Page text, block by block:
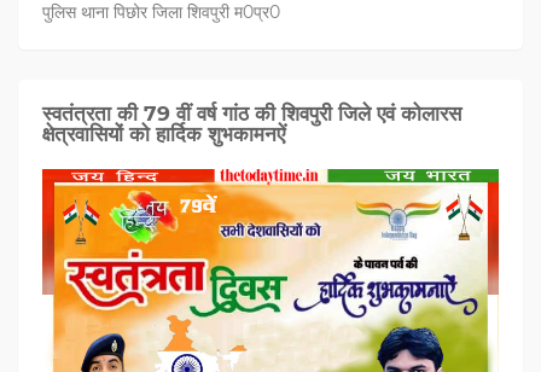
पुलिस थाना पिछोर जिला शिवपुरी म0प्र0
स्वतंत्रता की 79 वीं वर्ष गांठ की शिवपुरी जिले एवं कोलारस
क्षेत्रवासियों को हार्दिक शुभकामनऐं